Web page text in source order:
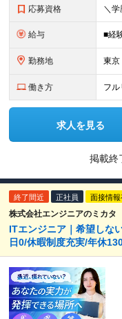
応募資格
給与
勤務地
働き方 フル
求人を見る
掲載終
終了間近 正社員 面接情報
株式会社エンジニアのミカタ
ITエンジニア｜希望しな
日0/休暇制度充実/年休